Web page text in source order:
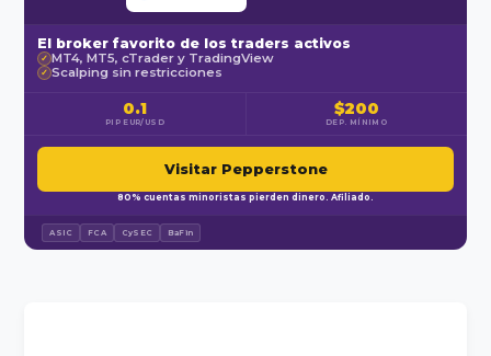
El broker favorito de los traders activos
✓ MT4, MT5, cTrader y TradingView
✓ Scalping sin restricciones
0.1
PIP EUR/USD
$200
DEP. MÍNIMO
Visitar Pepperstone
80% cuentas minoristas pierden dinero. Afiliado.
ASIC FCA CySEC BaFin